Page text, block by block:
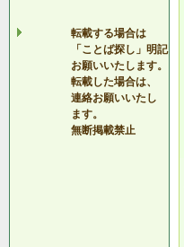
転載する場合は
「ことば探し」明記
お願いいたします。
転載した場合は、
連絡お願いいたし
ます。
無断掲載禁止